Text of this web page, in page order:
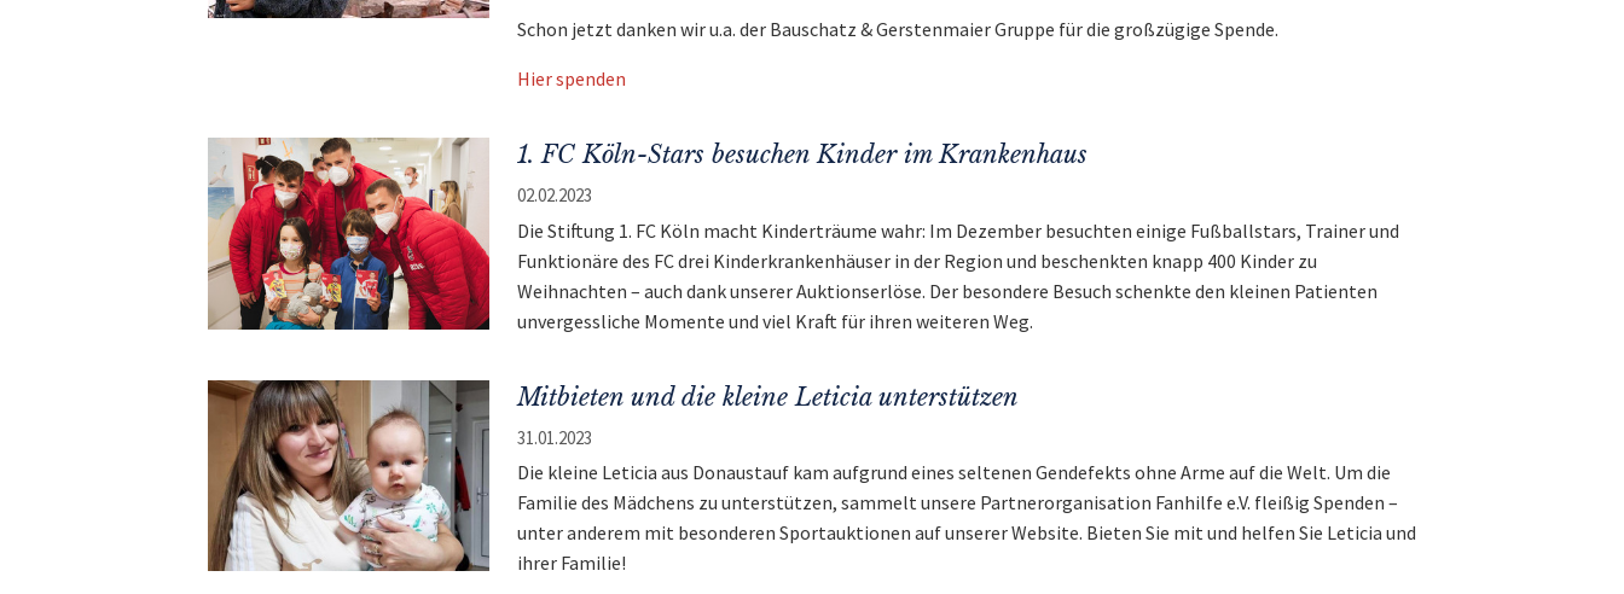
Schon jetzt danken wir u.a. der Bauschatz & Gerstenmaier Gruppe für die großzügige Spende.
Hier spenden
1. FC Köln-Stars besuchen Kinder im Krankenhaus
02.02.2023
Die Stiftung 1. FC Köln macht Kinderträume wahr: Im Dezember besuchten einige Fußballstars, Trainer und
Funktionäre des FC drei Kinderkrankenhäuser in der Region und beschenkten knapp 400 Kinder zu
Weihnachten – auch dank unserer Auktionserlöse. Der besondere Besuch schenkte den kleinen Patienten
unvergessliche Momente und viel Kraft für ihren weiteren Weg.
Mitbieten und die kleine Leticia unterstützen
31.01.2023
Die kleine Leticia aus Donaustauf kam aufgrund eines seltenen Gendefekts ohne Arme auf die Welt. Um die
Familie des Mädchens zu unterstützen, sammelt unsere Partnerorganisation Fanhilfe e.V. fleißig Spenden –
unter anderem mit besonderen Sportauktionen auf unserer Website. Bieten Sie mit und helfen Sie Leticia und
ihrer Familie!